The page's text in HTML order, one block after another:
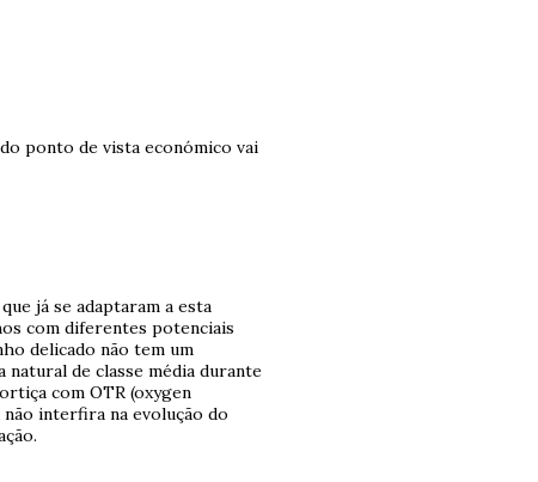
ponto de vista económico vai
já se adaptaram a esta
com diferentes potenciais
delicado não tem um
de classe média durante
com OTR (oxygen
interfira na evolução do